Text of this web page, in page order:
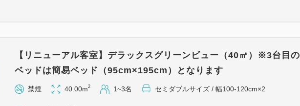
【リニューアル客室】デラックスグリーンビュー（40㎡）※3台目の
ベッドは簡易ベッド（95cm×195cm）となります
禁煙 40.00m2 1~3名 セミダブルサイズ / 幅100-120cm×2